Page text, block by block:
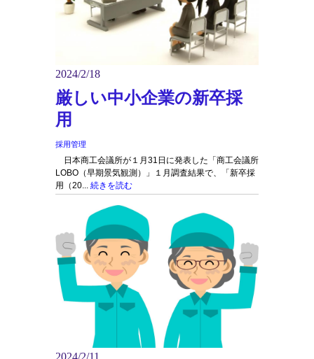
2024/2/18
厳しい中小企業の新卒採
用
採用管理
日本商工会議所が１月31日に発表した「商工会議所
LOBO（早期景気観測）」１月調査結果で、「新卒採
用（20... 続きを読む
2024/2/11